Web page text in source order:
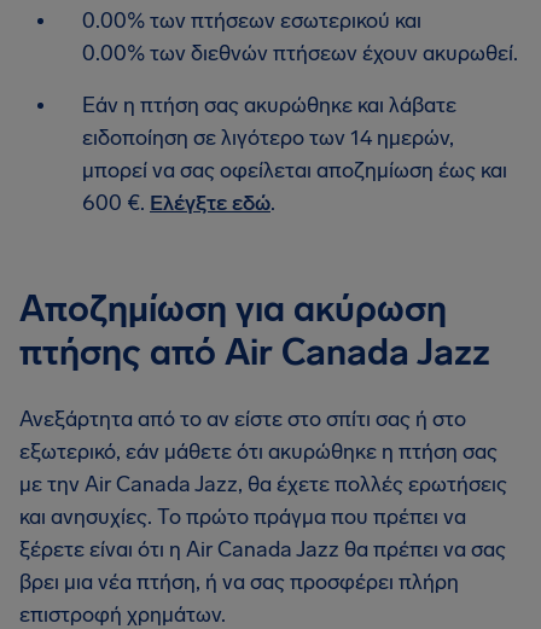
0.00% των πτήσεων εσωτερικού και
0.00% των διεθνών πτήσεων έχουν ακυρωθεί.
Εάν η πτήση σας ακυρώθηκε και λάβατε
ειδοποίηση σε λιγότερο των 14 ημερών,
μπορεί να σας οφείλεται αποζημίωση έως και
600 €. Ελέγξτε εδώ.
Αποζημίωση για ακύρωση
πτήσης από Air Canada Jazz
Ανεξάρτητα από το αν είστε στο σπίτι σας ή στο
εξωτερικό, εάν μάθετε ότι ακυρώθηκε η πτήση σας
με την Air Canada Jazz, θα έχετε πολλές ερωτήσεις
και ανησυχίες. Το πρώτο πράγμα που πρέπει να
ξέρετε είναι ότι η Air Canada Jazz θα πρέπει να σας
βρει μια νέα πτήση, ή να σας προσφέρει πλήρη
επιστροφή χρημάτων.